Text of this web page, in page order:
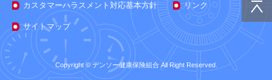
カスタマーハラスメント対応基本方針 リンク
サイトマップ
Copyright © デンソー健康保険組合 All Right Reserved.